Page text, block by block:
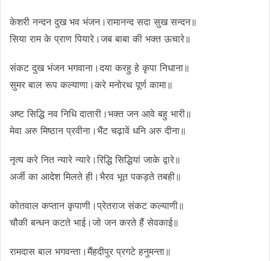
केशरी नन्दन दुख भव भंजन।रामानन्द सदा सुख सन्दन॥
सिया राम के प्राण पियारे।जब बाबा की भक्त ऊचारे॥
संकट दुख भंजन भगवाना।दया करहु हे कृपा निधाना॥
सुमर बाल रूप कल्याणा।करे मनोरथ पूर्ण कामा॥
अष्ट सिद्धि नव निधि दातारी।भक्त जन आवे बहु भारी॥
मेवा अरु मिष्ठान प्रवीना।भैंट चढ़ावें धनि अरु दीना॥
नृत्य करे नित न्यारे न्यारे।रिद्धि सिद्धियां जाके द्वारे॥
अर्जी का आदेश मिलते ही।भैरव भूत पकड़ते तबही॥
कोतवाल कप्तान कृपाणी।प्रेतराज संकट कल्याणी॥
चौकी बन्धन कटते भाई।जो जन करते हैं सेवकाई॥
रामदास बाल भगवन्ता।मैंहदीपुर प्रगटे हनुमन्ता॥